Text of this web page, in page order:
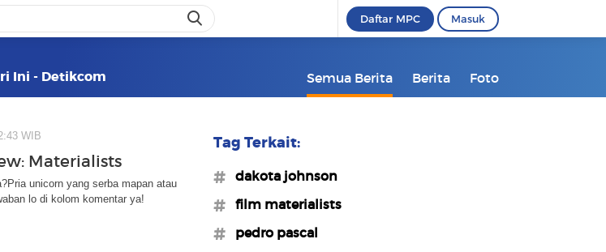
Daftar MPC Masuk
Ini - Detikcom Semua Berita Berita Foto
WIB
Materialists
unicorn yang serba mapan atau
lo di kolom komentar ya!
Tag Terkait:
#dakota johnson
#film materialists
#pedro pascal